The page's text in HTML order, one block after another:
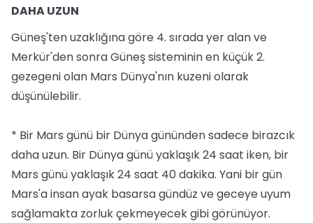
DAHA UZUN
Güneş'ten uzaklığına göre 4. sırada yer alan ve
Merkür'den sonra Güneş sisteminin en küçük 2.
gezegeni olan Mars Dünya'nın kuzeni olarak
düşünülebilir.
* Bir Mars günü bir Dünya gününden sadece birazcık
daha uzun. Bir Dünya günü yaklaşık 24 saat iken, bir
Mars günü yaklaşık 24 saat 40 dakika. Yani bir gün
Mars'a insan ayak basarsa gündüz ve geceye uyum
sağlamakta zorluk çekmeyecek gibi görünüyor.